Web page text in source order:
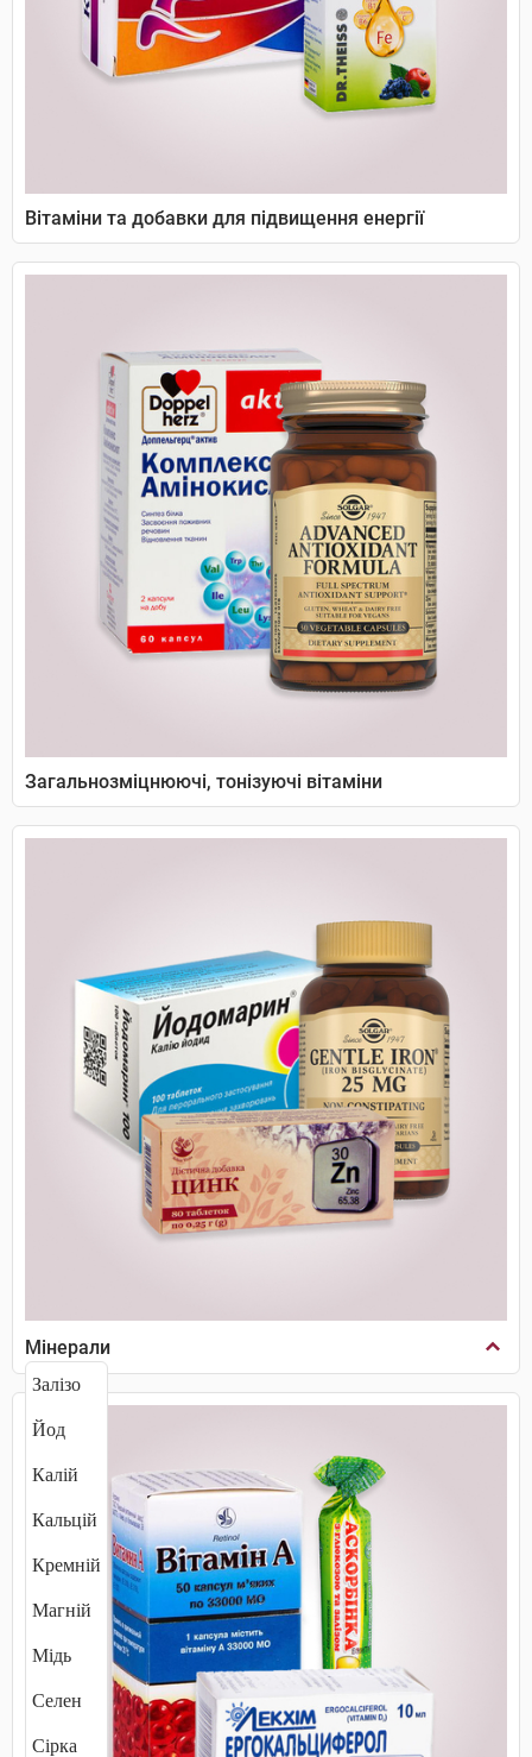
Вітаміни та добавки для підвищення енергії
Загальнозміцнюючі, тонізуючі вітаміни
Мінерали
Залізо
Йод
Калій
Кальцій
Кремній
Магній
Мідь
Селен
Сірка